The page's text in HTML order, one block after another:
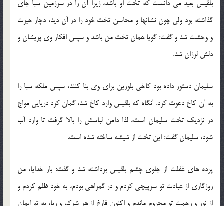
بلقیس بعید می دانست كه تخت او باشد، زیرا آن را در سرزمین سبا جای
گذاشته بود ولی چون نشانها و محاسن تخت خود را در آن دید، دچار حیرت
و وحشت شد و گفت: گویا همان تخت من باشد و سپس افكار وی پریشان و
دلش لرزان شد.
سلیمان دستور داده بود كاخی بلورین برای وی بنا كنند، سپس ملكه سبا را
به آن كاخ دعوت كرد. آنگاه كه بلقیس وارد كاخ شد، گمان كرد دریایی مواج
در نزدیك تخت سلیمان است، لذا دامن لباسش را بالا گرفت تا وارد آب
شود، سلیمان گفت: این تخت از شیشه ساخته شده است.
پرده های غفلت از جلوی چشم بلقیس برداشته شد و گفت: بار خدایا، من
روزگاری از عبادت تو سرپیچی كردم و در گمراهی بودم، به خود ظلم كردم و